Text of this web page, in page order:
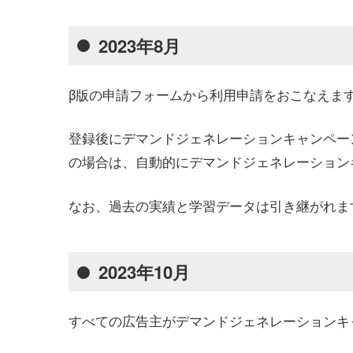
2023年8月
β版の申請フォームから利用申請をおこなえま
登録後にデマンドジェネレーションキャンペ
の場合は、自動的にデマンドジェネレーショ
なお、過去の実績と学習データは引き継がれ
2023年10月
すべての広告主がデマンドジェネレーション